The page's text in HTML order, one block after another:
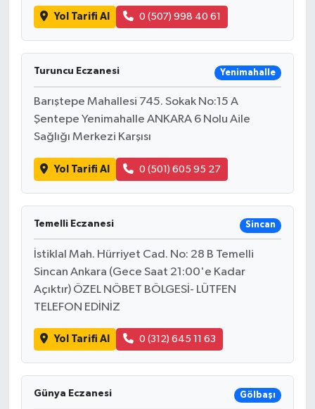
Yol Tarifi Al 0 (507) 998 40 61
Turuncu Eczanesi Yenimahalle
Barıştepe Mahallesi 745. Sokak No:15 A
Şentepe Yenimahalle ANKARA 6 Nolu Aile
Sağlığı Merkezi Karşısı
Yol Tarifi Al 0 (501) 605 95 27
Temelli Eczanesi Sincan
İstiklal Mah. Hürriyet Cad. No: 28 B Temelli
Sincan Ankara (Gece Saat 21:00'e Kadar
Açıktır) ÖZEL NÖBET BÖLGESİ- LÜTFEN
TELEFON EDİNİZ
Yol Tarifi Al 0 (312) 645 11 63
Günya Eczanesi Gölbaşı